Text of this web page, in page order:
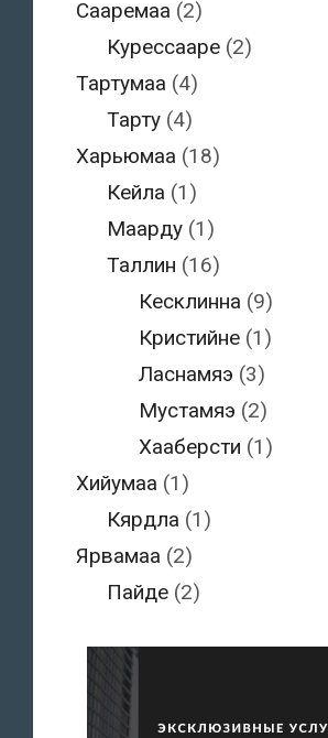
Сааремаа (2)
Курессааре (2)
Тартумаа (4)
Тарту (4)
Харьюмаа (18)
Кейла (1)
Маарду (1)
Таллин (16)
Кесклинна (9)
Кристийне(1)
Ласнамяэ (3)
Мустамяэ (2)
Хааберсти (1)
Хийумаа (1)
Кярдла (1)
Ярвамаа (2)
Пайде (2)